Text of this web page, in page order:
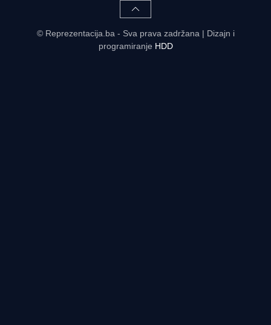
© Reprezentacija.ba - Sva prava zadržana | Dizajn i
programiranje HDD